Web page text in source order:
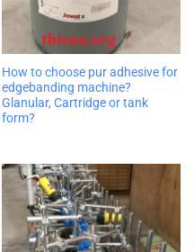
How to choose pur adhesive for
edgebanding machine?
Glanular, Cartridge or tank
form?